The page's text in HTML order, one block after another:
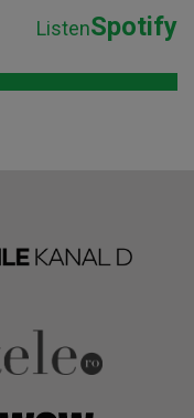
ListenSpotify